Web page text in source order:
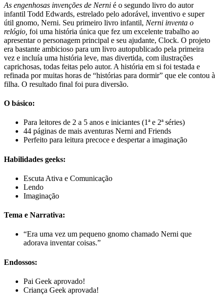
As engenhosas invenções de Nerni é o segundo livro do autor
infantil Todd Edwards, estrelado pelo adorável, inventivo e super
útil gnomo, Nerni. Seu primeiro livro infantil, Nerni inventa o
relógio, foi uma história única que fez um excelente trabalho ao
apresentar o personagem principal e seu ajudante, Clock. O projeto
era bastante ambicioso para um livro autopublicado pela primeira
vez e incluía uma história leve, mas divertida, com ilustrações
caprichosas, todas feitas pelo autor. A história em si foi testada e
refinada por muitas horas de “histórias para dormir” que ele contou à
filha. O resultado final foi pura diversão.
O básico:
Para leitores de 2 a 5 anos e iniciantes (1ª e 2ª séries)
44 páginas de mais aventuras Nerni and Friends
Perfeito para leitura precoce e despertar a imaginação
Habilidades geeks:
Escuta Ativa e Comunicação
Lendo
Imaginação
Tema e Narrativa:
“Era uma vez um pequeno gnomo chamado Nerni que
adorava inventar coisas.”
Endossos:
Pai Geek aprovado!
Criança Geek aprovada!